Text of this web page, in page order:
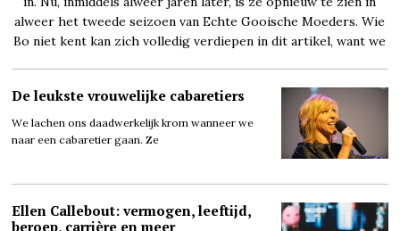
alweer het tweede seizoen van Echte Gooische Moeders. Wie
Bo niet kent kan zich volledig verdiepen in dit artikel, want we
De leukste vrouwelijke cabaretiers
We lachen ons daadwerkelijk krom wanneer we
naar een cabaretier gaan. Ze
Ellen Callebout: vermogen, leeftijd,
beroep, carrière en meer